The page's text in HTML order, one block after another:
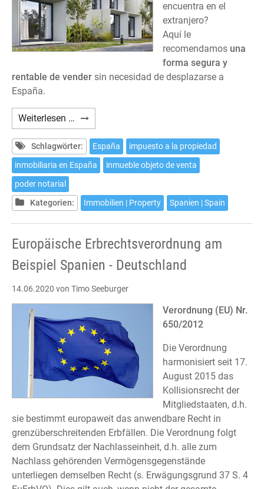
encuentra en el
extranjero?
Aquí le
recomendamos una
forma segura y
rentable de vender sin necesidad de desplazarse a
España.
Weiterlesen … Cómo
vender
su
casa
en
desde
sin
desplazarse
Schlagwörter: España
impuesto a la propiedad
inmobiliaria en España
inmueble objeto de venta
poder notarial
Kategorien:
Immobilien | Property Spanien | Spain
Europäische Erbrechtsverordnung am
Beispiel Spanien - Deutschland
14.06.2020 von Timo Seeburger
Verordnung (EU) Nr.
650/2012
Die Verordnung
harmonisiert seit 17.
August 2015 das
Kollisionsrecht der
Mitgliedstaaten, d.h.
sie bestimmt europaweit das anwendbare Recht in
grenzüberschreitenden Erbfällen. Die Verordnung folgt
dem Grundsatz der Nachlasseinheit, d.h. alle zum
Nachlass gehörenden Vermögensgegenstände
unterliegen demselben Recht (s. Erwägungsgrund 37 S. 4